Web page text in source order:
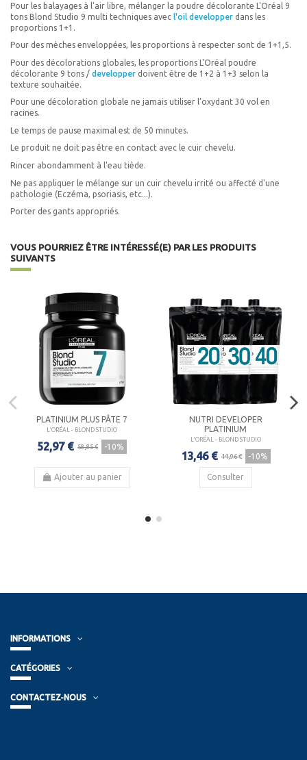
Pour les balayages à l'air libre, mélanger la poudre décolorante L'Oréal 9
tons Blond Studio 9 multi techniques avec l'oil developper dans les
proportions 1+1.
Pour des mèches enveloppées, les proportions à respecter sont de 1+1,5.
Pour des décolorations globales, les proportions L'Oréal poudre
décolorante 9 tons / developper doivent être de 1+2 à 1+3 selon la
texture souhaitée.
Pour une décoloration globale ne jamais utiliser l’oxydant 30 vol en
racines.
Le temps de pause maximal est de 50 minutes.
Le produit ne doit pas être en contact avec le cuir chevelu.
Rincer abondamment à l'eau tiède.
Ne pas appliquer le mélange sur un cuir chevelu irrité ou affecté d'une
pathologie (Eczéma, psoriasis, etc...).
Porter des gants appropriés.
VOUS POURRIEZ ÊTRE INTÉRESSÉ(E) PAR LES PRODUITS
SUIVANTS
PLATINIUM PLUS PÂTE 7
L'ORÉAL - BLOND STUDIO
52,97 € 58,85 € -10%
Ajouter au panier
NUTRI DEVELOPER
PLATINIUM
L'ORÉAL - BLOND STUDIO
13,46 € 14,96 € -10%
Consulter
INFORMATIONS
CATÉGORIES
CONTACTEZ-NOUS